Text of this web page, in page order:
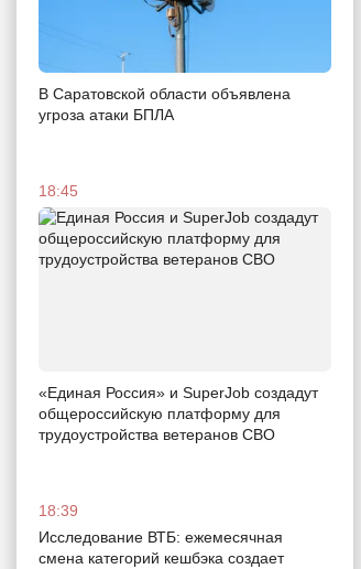
В Саратовской области объявлена
угроза атаки БПЛА
18:45
«Единая Россия» и SuperJob создадут
общероссийскую платформу для
трудоустройства ветеранов СВО
18:39
Исследование ВТБ: ежемесячная
смена категорий кешбэка создает